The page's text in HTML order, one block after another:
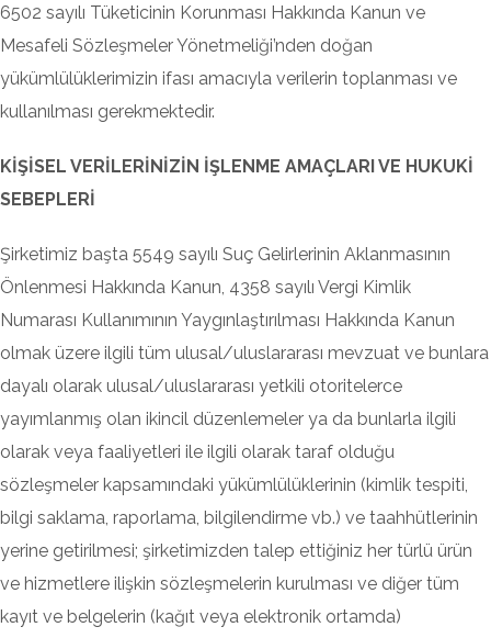
6502 sayılı Tüketicinin Korunması Hakkında Kanun ve
Mesafeli Sözleşmeler Yönetmeliği’nden doğan
yükümlülüklerimizin ifası amacıyla verilerin toplanması ve
kullanılması gerekmektedir.
KİŞİSEL VERİLERİNİZİN İŞLENME AMAÇLARI VE HUKUKİ
SEBEPLERİ
Şirketimiz başta 5549 sayılı Suç Gelirlerinin Aklanmasının
Önlenmesi Hakkında Kanun, 4358 sayılı Vergi Kimlik
Numarası Kullanımının Yaygınlaştırılması Hakkında Kanun
olmak üzere ilgili tüm ulusal/uluslararası mevzuat ve bunlara
dayalı olarak ulusal/uluslararası yetkili otoritelerce
yayımlanmış olan ikincil düzenlemeler ya da bunlarla ilgili
olarak veya faaliyetleri ile ilgili olarak taraf olduğu
sözleşmeler kapsamındaki yükümlülüklerinin (kimlik tespiti,
bilgi saklama, raporlama, bilgilendirme vb.) ve taahhütlerinin
yerine getirilmesi; şirketimizden talep ettiğiniz her türlü ürün
ve hizmetlere ilişkin sözleşmelerin kurulması ve diğer tüm
kayıt ve belgelerin (kağıt veya elektronik ortamda)